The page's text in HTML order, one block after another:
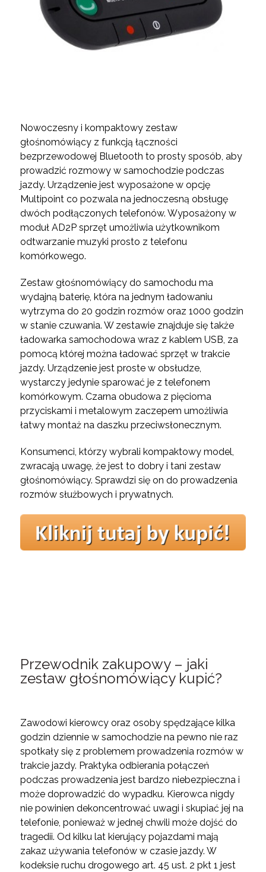
Nowoczesny i kompaktowy zestaw
głośnomówiący z funkcją łączności
bezprzewodowej Bluetooth to prosty sposób, aby
prowadzić rozmowy w samochodzie podczas
jazdy. Urządzenie jest wyposażone w opcję
Multipoint co pozwala na jednoczesną obsługę
dwóch podłączonych telefonów. Wyposażony w
moduł AD2P sprzęt umożliwia użytkownikom
odtwarzanie muzyki prosto z telefonu
komórkowego.
Zestaw głośnomówiący do samochodu ma
wydajną baterię, która na jednym ładowaniu
wytrzyma do 20 godzin rozmów oraz 1000 godzin
w stanie czuwania. W zestawie znajduje się także
ładowarka samochodowa wraz z kablem USB, za
pomocą której można ładować sprzęt w trakcie
jazdy. Urządzenie jest proste w obsłudze,
wystarczy jedynie sparować je z telefonem
komórkowym. Czarna obudowa z pięcioma
przyciskami i metalowym zaczepem umożliwia
łatwy montaż na daszku przeciwsłonecznym.
Konsumenci, którzy wybrali kompaktowy model,
zwracają uwagę, że jest to dobry i tani zestaw
głośnomówiący. Sprawdzi się on do prowadzenia
rozmów służbowych i prywatnych.
Przewodnik zakupowy – jaki
zestaw głośnomówiący kupić?
Zawodowi kierowcy oraz osoby spędzające kilka
godzin dziennie w samochodzie na pewno nie raz
spotkały się z problemem prowadzenia rozmów w
trakcie jazdy. Praktyka odbierania połączeń
podczas prowadzenia jest bardzo niebezpieczna i
może doprowadzić do wypadku. Kierowca nigdy
nie powinien dekoncentrować uwagi i skupiać jej na
telefonie, ponieważ w jednej chwili może dojść do
tragedii. Od kilku lat kierujący pojazdami mają
zakaz używania telefonów w czasie jazdy. W
kodeksie ruchu drogowego art. 45 ust. 2 pkt 1 jest